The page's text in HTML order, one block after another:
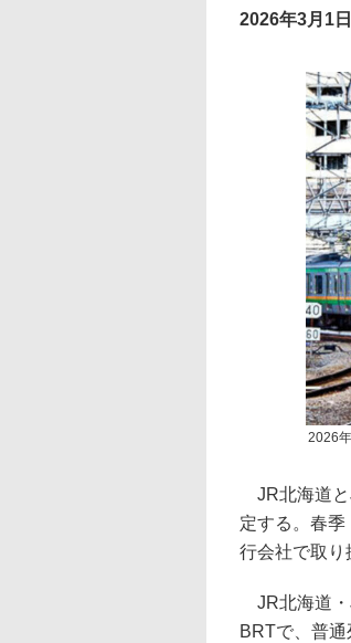
2026年3月1
2026
JR北海道と
定する。春
行会社で取り
JR北海道・
BRTで、普